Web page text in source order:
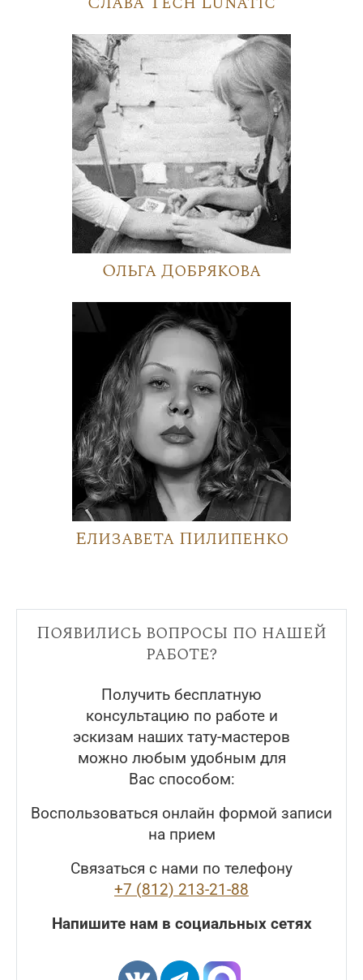
Ольга Добрякова
Елизавета Пилипенко
Появились вопросы по нашей
работе?
Получить бесплатную
консультацию по работе и
эскизам наших тату-мастеров
можно любым удобным для
Вас способом:
Воспользоваться онлайн формой записи
на прием
Связаться с нами по телефону
+7 (812) 213-21-88
Напишите нам в социальных сетях